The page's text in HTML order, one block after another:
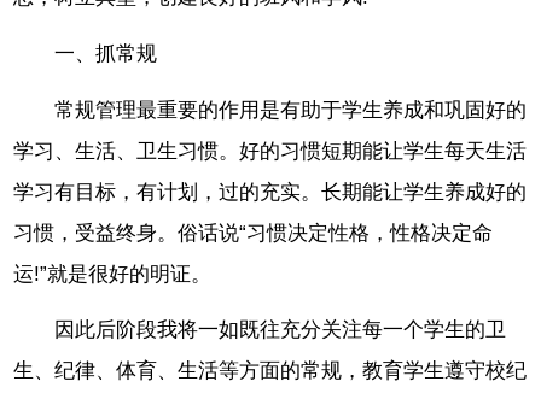
一、抓常规
常规管理最重要的作用是有助于学生养成和巩固好的
学习、生活、卫生习惯。好的习惯短期能让学生每天生活
学习有目标，有计划，过的充实。长期能让学生养成好的
习惯，受益终身。俗话说“习惯决定性格，性格决定命
运!”就是很好的明证。
因此后阶段我将一如既往充分关注每一个学生的卫
生、纪律、体育、生活等方面的常规，教育学生遵守校纪